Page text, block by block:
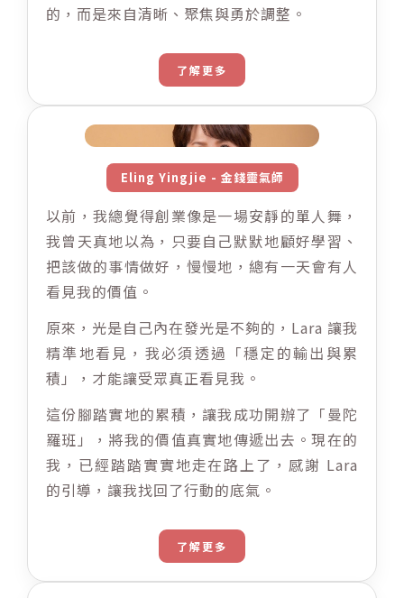
的，而是來自清晰、聚焦與勇於調整。
了解更多
Eling Yingjie - 金錢靈氣師
以前，我總覺得創業像是一場安靜的單人舞，
我曾天真地以為，只要自己默默地顧好學習、
把該做的事情做好，慢慢地，總有一天會有人
看見我的價值。
原來，光是自己內在發光是不夠的，Lara 讓我
精準地看見，我必須透過「穩定的輸出與累
積」，才能讓受眾真正看見我。
這份腳踏實地的累積，讓我成功開辦了「曼陀
羅班」，將我的價值真實地傳遞出去。現在的
我，已經踏踏實實地走在路上了，感謝 Lara
的引導，讓我找回了行動的底氣。
了解更多